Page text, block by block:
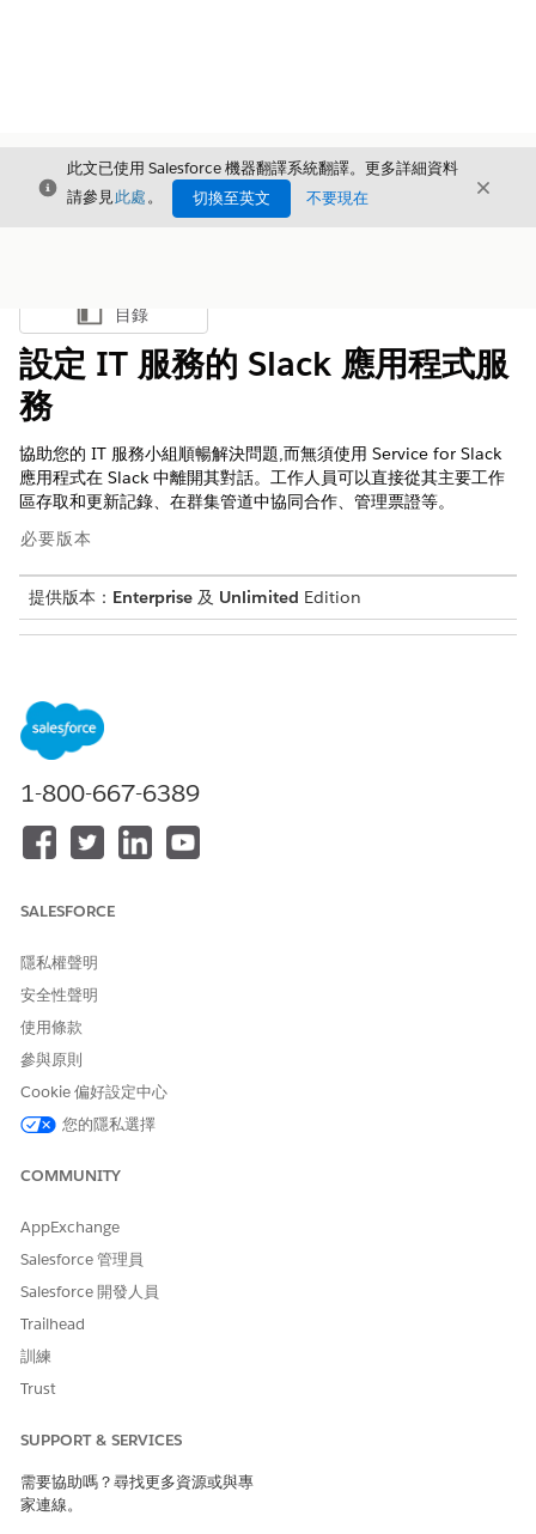
結束
此文已使用 Salesforce 機器翻譯系統翻譯。更多詳細資料
請參見此處。 切換至英文 不要現在 結束
顯示目錄
目錄
設定 IT 服務的 Slack 應用程式服
務
協助您的 IT 服務小組順暢解決問題,而無須使用 Service for Slack
應用程式在 Slack 中離開其對話。工作人員可以直接從其主要工作
區存取和更新記錄、在群集管道中協同合作、管理票證等。
必要版本
提供版本： Enterprise 及 Unlimited Edition
若要將 Slack 用於 Agentforce
IT 服務
客戶問題,請設定 Service for Slack
1-800-667-6389
SALESFORCE
隱私權聲明
安全性聲明
使用條款
參與原則
Cookie 偏好設定中心
您的隱私選擇
COMMUNITY
AppExchange
Salesforce 管理員
Salesforce 開發人員
Trailhead
訓練
Trust
SUPPORT & SERVICES
需要協助嗎？尋找更多資源或與專
家連線。